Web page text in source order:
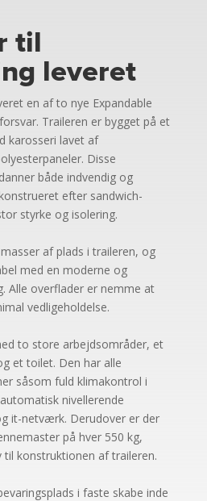
til
leveret
en af ​​to nye Expandable
Traileren er bygget på et
karosseri lavet af
Disse
både indvendig og
efter sandwich-
styrke og isolering.
af plads i traileren, og
med en moderne og
Alle overflader er nemme at
vedligeholdelse.
to store arbejdsområder, et
et toilet. Den har alle
såsom fuld klimakontrol i
nivellerende
it-netværk. Derudover er der
på hver 550 kg,
konstruktionen af ​​traileren.
i faste skabe inde